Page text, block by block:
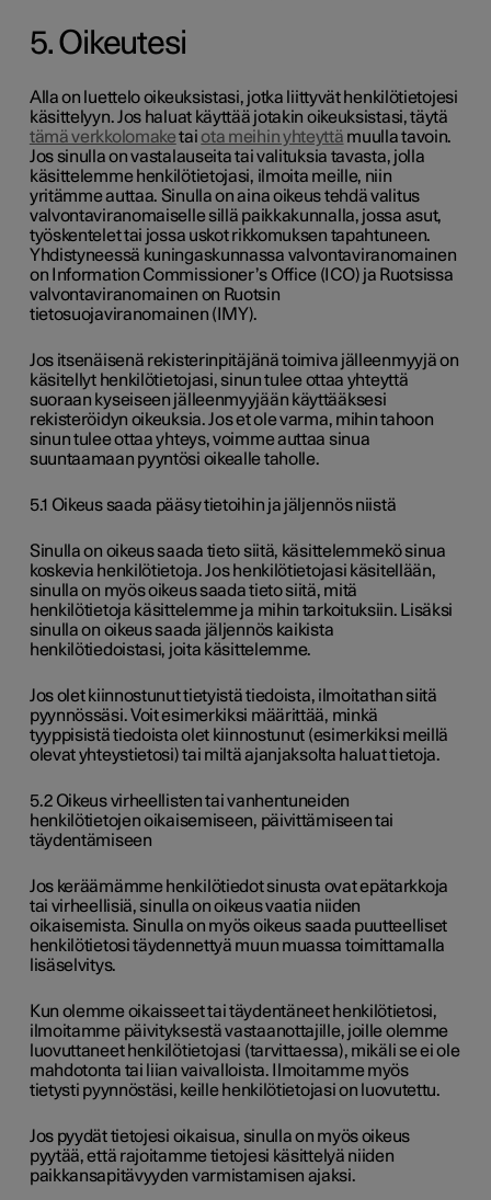
5. Oikeutesi
Alla on luettelo oikeuksistasi, jotka liittyvät henkilötietojesi
käsittelyyn. Jos haluat käyttää jotakin oikeuksistasi, täytä
tämä verkkolomaketaiota meihin yhteyttä muulla tavoin.
Jos sinulla on vastalauseita tai valituksia tavasta, jolla
käsittelemme henkilötietojasi, ilmoita meille, niin
yritämme auttaa. Sinulla on aina oikeus tehdä valitus
valvontaviranomaiselle sillä paikkakunnalla, jossa asut,
työskentelet tai jossa uskot rikkomuksen tapahtuneen.
Yhdistyneessä kuningaskunnassa valvontaviranomainen
on Information Commissioner’s Office (ICO) ja Ruotsissa
valvontaviranomainen on Ruotsin
tietosuojaviranomainen (IMY).
Jos itsenäisenä rekisterinpitäjänä toimiva jälleenmyyjä on
käsitellyt henkilötietojasi, sinun tulee ottaa yhteyttä
suoraan kyseiseen jälleenmyyjään käyttääksesi
rekisteröidyn oikeuksia. Jos et ole varma, mihin tahoon
sinun tulee ottaa yhteys, voimme auttaa sinua
suuntaamaan pyyntösi oikealle taholle.
5.1 Oikeus saada pääsy tietoihin ja jäljennös niistä
Sinulla on oikeus saada tieto siitä, käsittelemmekö sinua
koskevia henkilötietoja. Jos henkilötietojasi käsitellään,
sinulla on myös oikeus saada tieto siitä, mitä
henkilötietoja käsittelemme ja mihin tarkoituksiin. Lisäksi
sinulla on oikeus saada jäljennös kaikista
henkilötiedoistasi, joita käsittelemme.
Jos olet kiinnostunut tietyistä tiedoista, ilmoitathan siitä
pyynnössäsi. Voit esimerkiksi määrittää, minkä
tyyppisistä tiedoista olet kiinnostunut (esimerkiksi meillä
olevat yhteystietosi) tai miltä ajanjaksolta haluat tietoja.
5.2 Oikeus virheellisten tai vanhentuneiden
henkilötietojen oikaisemiseen, päivittämiseen tai
täydentämiseen
Jos keräämämme henkilötiedot sinusta ovat epätarkkoja
tai virheellisiä, sinulla on oikeus vaatia niiden
oikaisemista. Sinulla on myös oikeus saada puutteelliset
henkilötietosi täydennettyä muun muassa toimittamalla
lisäselvitys.
Kun olemme oikaisseet tai täydentäneet henkilötietosi,
ilmoitamme päivityksestä vastaanottajille, joille olemme
luovuttaneet henkilötietojasi (tarvittaessa), mikäli se ei ole
mahdotonta tai liian vaivalloista. Ilmoitamme myös
tietysti pyynnöstäsi, keille henkilötietojasi on luovutettu.
Jos pyydät tietojesi oikaisua, sinulla on myös oikeus
pyytää, että rajoitamme tietojesi käsittelyä niiden
paikkansapitävyyden varmistamisen ajaksi.